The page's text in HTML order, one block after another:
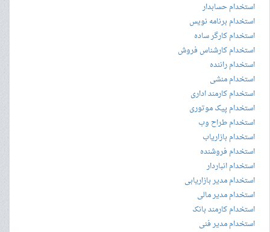
استخدام حسابدار
استخدام برنامه نویس
استخدام کارگر ساده
استخدام کارشناس فروش
استخدام راننده
استخدام منشی
استخدام کارمند اداری
استخدام پیک موتوری
استخدام طراح وب
استخدام بازاریاب
استخدام فروشنده
استخدام انباردار
استخدام مدیر بازاریابی
استخدام مدیر مالی
استخدام کارمند بانک
استخدام مدیر فنی